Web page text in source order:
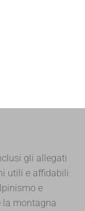
gli allegati
utili e affidabili
e
la montagna